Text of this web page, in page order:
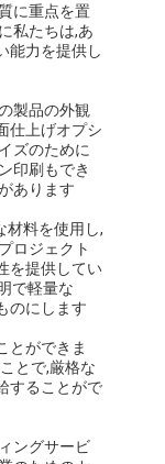
に重点を置
私たちは,あ
能力を提供し
製品の外観
仕上げオプシ
ズのために
印刷もでき
あります
材料を使用し,
ロジェクト
を提供してい
で軽量な
のにします
とができま
とで,厳格な
することがで
ングサービ